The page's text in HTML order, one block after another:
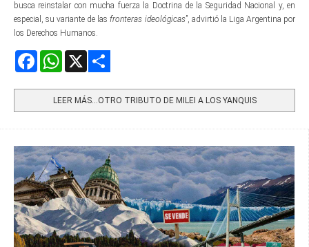
busca reinstalar con mucha fuerza la Doctrina de la Seguridad Nacional y, en
especial, su variante de lasfronteras ideológicas”, advirtió la Liga Argentina por
los Derechos Humanos.
FacebookWhatsApp
LEER MÁS…OTRO TRIBUTO DE MILEI A LOS YANQUIS